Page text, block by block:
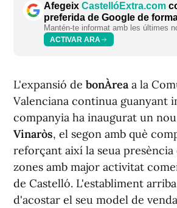
Afegeix CastellóExtra.com
preferida de Google de
Mantén-te informat amb les últimes
ACTIVAR ARA
L'expansió de bonÀrea a la
Valenciana continua guanyant
companyia ha inaugurat un
Vinaròs, el segon amb què
reforçant així la seua presència
zones amb major activitat
de Castelló. L'establiment
d'acostar el seu model de